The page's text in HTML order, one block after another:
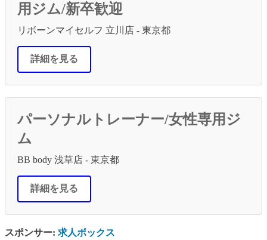
用ジム/新卒歓迎
リボーンマイセルフ 立川店 - 東京都
詳細を見る
パーソナルトレーナー/女性専用ジ
ム
BB body 浅草店 - 東京都
詳細を見る
スポンサー: 求人ボックス